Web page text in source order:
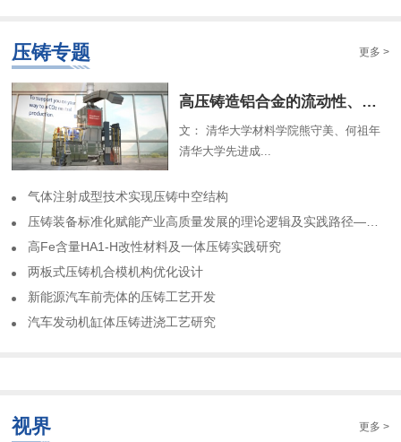
压铸专题 更多 >
​高压铸造铝合金的流动性、组织特征及解析模型（一）
文： 清华大学材料学院熊守美、何祖年
清华大学先进成...
气体注射成型技术实现压铸中空结构
​压铸装备标准化赋能产业高质量发展的理论逻辑及实践路径——基于力劲集团标准化实践历程的回顾
高Fe含量HA1-H改性材料及一体压铸实践研究
两板式压铸机合模机构优化设计
​新能源汽车前壳体的压铸工艺开发
​汽车发动机缸体压铸进浇工艺研究
视界 更多 >